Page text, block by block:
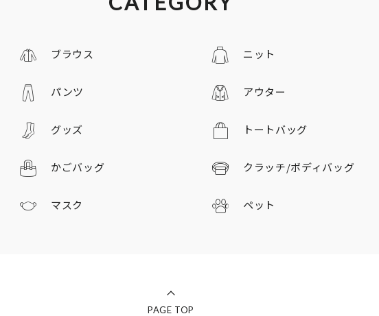
ブラウス ニット
パンツ アウター
グッズ トートバッグ
かごバッグ クラッチ/ボディバッグ
マスク ペット
PAGE TOP